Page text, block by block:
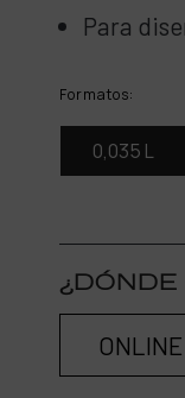
Para
Formatos:
0,035 L
ONLINE